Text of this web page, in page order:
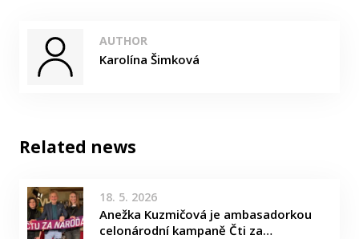
AUTHOR
Karolína Šimková
Related news
18. 5. 2026
Anežka Kuzmičová je ambasadorkou
celonárodní kampaně Čti za…